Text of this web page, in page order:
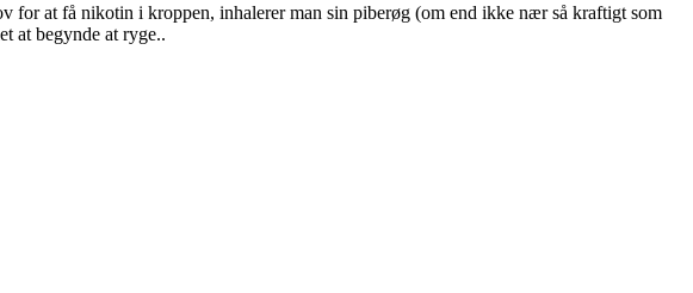
for at få nikotin i kroppen, inhalerer man sin piberøg (om end ikke nær så kraftigt som
at begynde at ryge..